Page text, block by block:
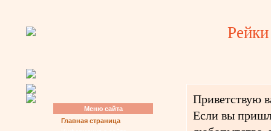
Меню сайта
Главная страница
Приветствую
Если вы